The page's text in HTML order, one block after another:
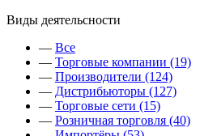
Виды деятельсности
— Все
— Торговые компании (19)
— Производители (124)
— Дистрибьюторы (127)
— Торговые сети (15)
— Розничная торговля (40)